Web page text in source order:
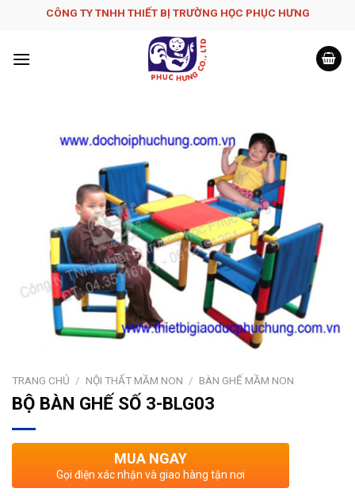
CÔNG TY TNHH THIẾT BỊ TRƯỜNG HỌC PHỤC H­ƯNG
TRANG CHỦ / NỘI THẤT MẦM NON / BÀN GHẾ MẦM NON
BỘ BÀN GHẾ SỐ 3-BLG03
MUA NGAY
Gọi điện xác nhận và giao hàng tận nơi